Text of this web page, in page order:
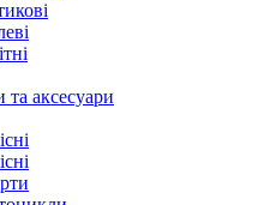
та аксесуари